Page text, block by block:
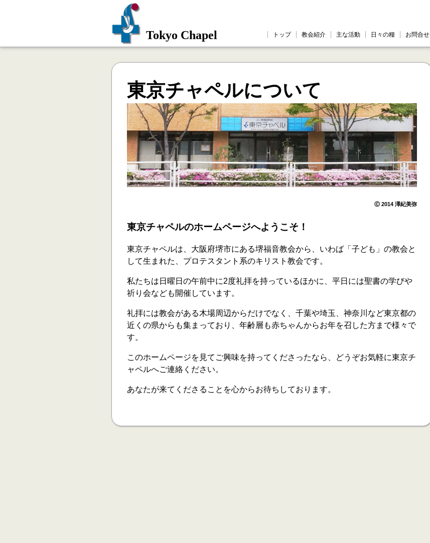
Tokyo Chapel トップ 教会紹介 主な活動 日々の糧 お問合せ
東京チャペルについて
Ⓒ 2014 澤紀美弥
東京チャペルのホームページへようこそ！
東京チャペルは、大阪府堺市にある堺福音教会から、いわば「子ども」の教会と
して生まれた、プロテスタント系のキリスト教会です。
私たちは日曜日の午前中に2度礼拝を持っているほかに、平日には聖書の学びや
祈り会なども開催しています。
礼拝には教会がある木場周辺からだけでなく、千葉や埼玉、神奈川など東京都の
近くの県からも集まっており、年齢層も赤ちゃんからお年を召した方まで様々で
す。
このホームページを見てご興味を持ってくださったなら、どうぞお気軽に東京チ
ャペルへご連絡ください。
あなたが来てくださることを心からお待ちしております。